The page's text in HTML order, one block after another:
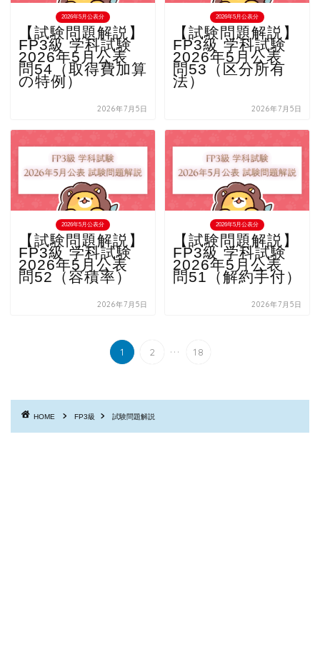
2026年5月公表分
【試験問題解説】
FP3級 学科試験
2026年5月公表
問54（取得費加算
の特例）
2026年7月5日
2026年5月公表分
【試験問題解説】
FP3級 学科試験
2026年5月公表
問53（区分所有
法）
2026年7月5日
2026年5月公表分
【試験問題解説】
FP3級 学科試験
2026年5月公表
問52（容積率）
2026年7月5日
2026年5月公表分
【試験問題解説】
FP3級 学科試験
2026年5月公表
問51（解約手付）
2026年7月5日
1 2 ... 18
HOME FP3級 試験問題解説